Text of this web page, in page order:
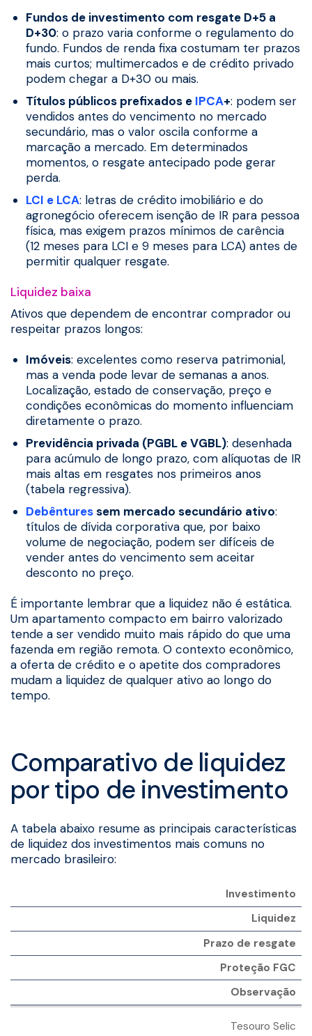
Fundos de investimento com resgate D+5 a
D+30: o prazo varia conforme o regulamento do
fundo. Fundos de renda fixa costumam ter prazos
mais curtos; multimercados e de crédito privado
podem chegar a D+30 ou mais.
Títulos públicos prefixados e IPCA+: podem ser
vendidos antes do vencimento no mercado
secundário, mas o valor oscila conforme a
marcação a mercado. Em determinados
momentos, o resgate antecipado pode gerar
perda.
LCI e LCA: letras de crédito imobiliário e do
agronegócio oferecem isenção de IR para pessoa
física, mas exigem prazos mínimos de carência
(12 meses para LCI e 9 meses para LCA) antes de
permitir qualquer resgate.
Liquidez baixa
Ativos que dependem de encontrar comprador ou
respeitar prazos longos:
Imóveis: excelentes como reserva patrimonial,
mas a venda pode levar de semanas a anos.
Localização, estado de conservação, preço e
condições econômicas do momento influenciam
diretamente o prazo.
Previdência privada (PGBL e VGBL): desenhada
para acúmulo de longo prazo, com alíquotas de IR
mais altas em resgates nos primeiros anos
(tabela regressiva).
Debênturessem mercado secundário ativo:
títulos de dívida corporativa que, por baixo
volume de negociação, podem ser difíceis de
vender antes do vencimento sem aceitar
desconto no preço.
É importante lembrar que a liquidez não é estática.
Um apartamento compacto em bairro valorizado
tende a ser vendido muito mais rápido do que uma
fazenda em região remota. O contexto econômico,
a oferta de crédito e o apetite dos compradores
mudam a liquidez de qualquer ativo ao longo do
tempo.
Comparativo de liquidez
por tipo de investimento
A tabela abaixo resume as principais características
de liquidez dos investimentos mais comuns no
mercado brasileiro:
Investimento
Liquidez
Prazo de resgate
Proteção FGC
Observação
Tesouro Selic